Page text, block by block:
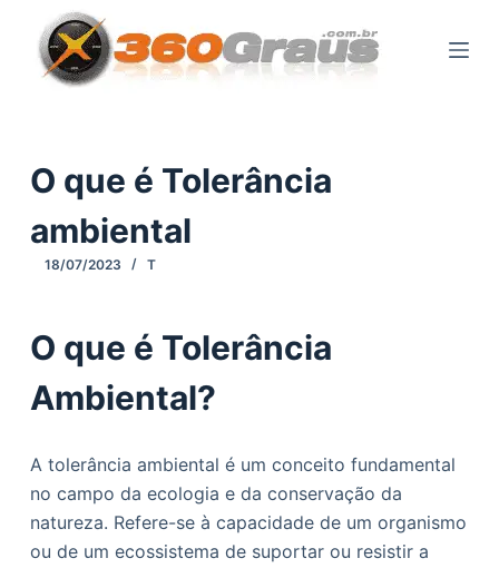
p
o
d
o
O que é Tolerância
ambiental
18/07/2023 T
O que é Tolerância
Ambiental?
A tolerância ambiental é um conceito fundamental
no campo da ecologia e da conservação da
natureza. Refere-se à capacidade de um organismo
ou de um ecossistema de suportar ou resistir a